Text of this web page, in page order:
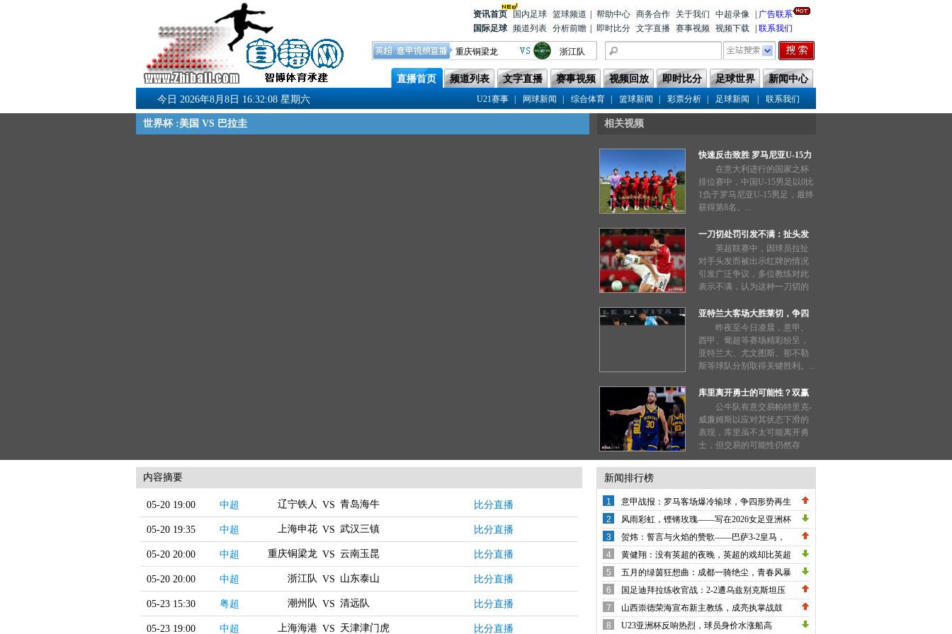
资讯首页 国内足球 篮球频道
国际足球 频道列表 分析前瞻
帮助中心 商务合作 关于我们 中超录像
广告联系
即时比分 文字直播 赛事视频 视频下载 联系我们
重庆铜梁龙
浙江队
青岛西海岸
成都蓉城
云南玉昆
上海海港
河南队
青岛海牛
直播首页 频道列表 文字直播 赛事视频 视频回放 即时比分 足球世界 新闻中心
U21赛事 | 网球新闻 | 综合体育 | 篮球新闻 | 彩票分析 | 足球新闻 | 联系我们
今日 2026年8月8日 16:32:09 星期六
世界杯 :美国 VS 巴拉圭 相关视频
快速反击致胜 罗马尼亚U-15力
压中国队
在意大利进行的国家之杯
排位赛中，中国U-15男足以0比
1负于罗马尼亚U-15男足，最终
获得第8名。...
一刀切处罚引发不满：扯头发
也能被禁赛三场？
英超联赛中，因球员拉扯
对手头发而被出示红牌的情况
引发广泛争议，多位教练对此
表示不满，认为这种一刀切的
亚特兰大客场大胜莱切，争四
形势明朗昨夜至今日凌晨，意甲、
西甲、葡超等赛场精彩纷呈，
亚特兰大、尤文图斯、那不勒
斯等球队分别取得关键胜利。...
库里离开勇士的可能性？双赢
局面值得探讨！
公牛队有意交易帕特里克-
威廉姆斯以应对其状态下滑的
表现，库里虽不太可能离开勇
士，但交易的可能性仍然存
在；...
内容摘要
05-20 19:00 中超 辽宁铁人 VS 青岛海牛 比分直播
05-20 19:35 中超 上海申花 VS 武汉三镇 比分直播
05-20 20:00 中超 重庆铜梁龙 VS 云南玉昆 比分直播
05-20 20:00 中超 浙江队 VS 山东泰山 比分直播
05-23 15:30 粤超 潮州队 VS 清远队 比分直播
05-23 19:00 中超 上海海港 VS 天津津门虎 比分直播
新闻排行榜
1
意甲战报：罗马客场爆冷输球，争四形势再生
变数，劳塔罗刷新纪录国米高歌猛进！
2
风雨彩虹，铿锵玫瑰——写在2026女足亚洲杯
备战关键节点的深情礼赞
3
贺炜：誓言与火焰的赞歌——巴萨3-2皇马，
西甲冠军悬念在五月重生
4
黄健翔：没有英超的夜晚，英超的戏却比英超
还英超！
5
五月的绿茵狂想曲：成都一骑绝尘，青春风暴
席卷中超
6
国足迪拜拉练收官战：2-2遭乌兹别克斯坦压
哨绝平，邵佳一执教初现战术雏形
7
山西崇德荣海宣布新主教练，成亮执掌战鼓
8
U23亚洲杯反响热烈，球员身价水涨船高